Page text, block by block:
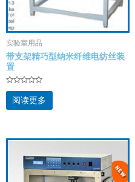
实验室用品
带支架精巧型纳米纤维电纺丝装
置
评
分
&sol;
阅读更多